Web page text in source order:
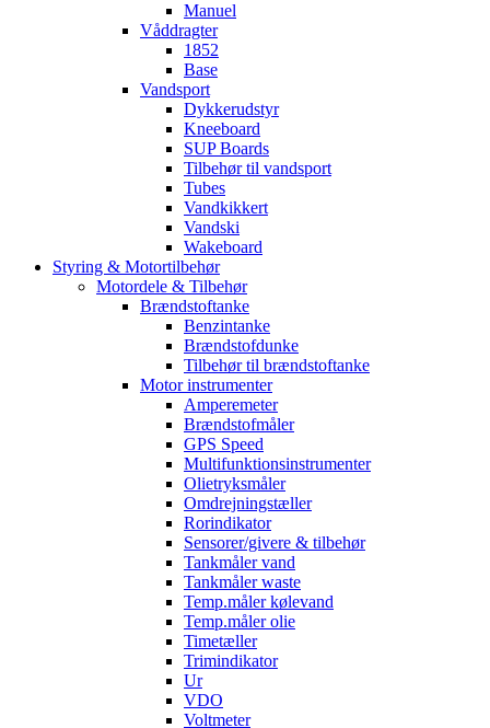
Manuel
Våddragter
1852
Base
Vandsport
Dykkerudstyr
Kneeboard
SUP Boards
Tilbehør til vandsport
Tubes
Vandkikkert
Vandski
Wakeboard
Styring & Motortilbehør
Motordele & Tilbehør
Brændstoftanke
Benzintanke
Brændstofdunke
Tilbehør til brændstoftanke
Motor instrumenter
Amperemeter
Brændstofmåler
GPS Speed
Multifunktionsinstrumenter
Olietryksmåler
Omdrejningstæller
Rorindikator
Sensorer/givere & tilbehør
Tankmåler vand
Tankmåler waste
Temp.måler kølevand
Temp.måler olie
Timetæller
Trimindikator
Ur
VDO
Voltmeter